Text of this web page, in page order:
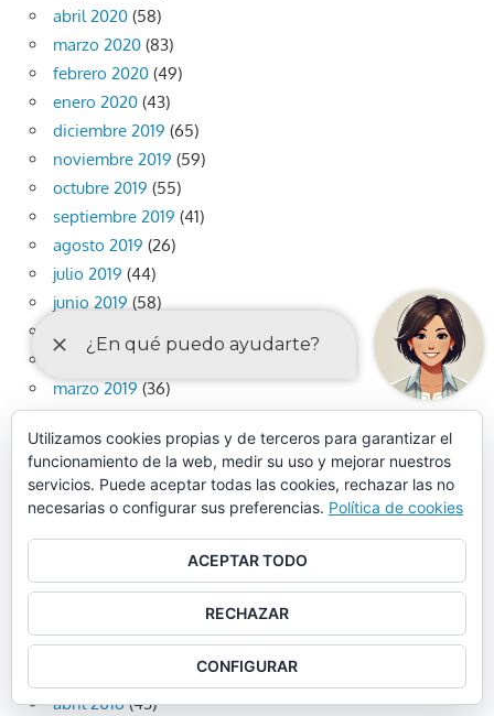
abril 2020 (58)
marzo 2020 (83)
febrero 2020 (49)
enero 2020 (43)
diciembre 2019 (65)
noviembre 2019 (59)
octubre 2019 (55)
septiembre 2019 (41)
agosto 2019 (26)
julio 2019 (44)
junio 2019 (58)
abril 2019
(47)
marzo 2019(36)
febrero 2019(41)
enero 2019(31)
diciembre 2018 (33)
noviembre 2018(58)
(28)
agosto 2018(7)
junio 2018(49)
abril 2018(43)
Utilizamos cookies propias y de terceros para garantizar el
funcionamiento de la web, medir su uso y mejorar nuestros
servicios. Puede aceptar todas las cookies, rechazar las no
necesarias o configurar sus preferencias. Política de cookies
ACEPTAR TODO
RECHAZAR
CONFIGURAR